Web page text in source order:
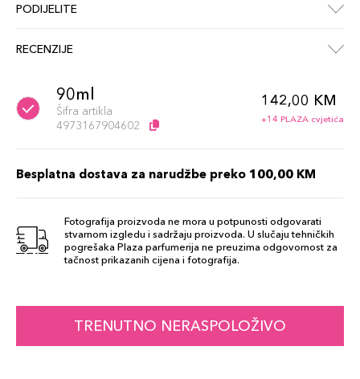
PODIJELITE
RECENZIJE
90ml
Šifra artikla
4973167904602
142,00 KM
+14 PLAZA cvjetića
Besplatna dostava za narudžbe preko 100,00 KM
Fotografija proizvoda ne mora u potpunosti odgovarati
stvarnom izgledu i sadržaju proizvoda. U slučaju tehničkih
pogrešaka Plaza parfumerija ne preuzima odgovornost za
tačnost prikazanih cijena i fotografija.
TRENUTNO NERASPOLOŽIVO